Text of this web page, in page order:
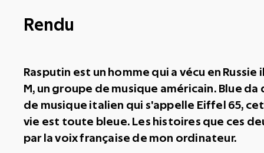
Rendu
Rasputin est un homme qui a vécu en
M, un groupe de musique américain. Blue
de musique italien qui s'appelle Eiffel 65,
vie est toute bleue. Les histoires que ces
par la voix française de mon ordinateur.